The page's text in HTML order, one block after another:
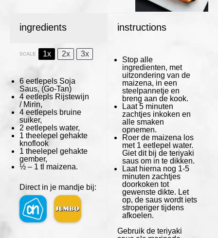
ingredients
SCALE 1x 2x 3x
6 eetlepels Soja
Saus, (Go-Tan)
4 eetlepls Rijstewijn
/ Mirin,
4 eetlepels bruine
suiker,
2 eetlepels water,
1 theelepel gehakte
knoflook
1 theelepel gehakte
gember,
½ – 1 tl maizena.
Direct in je mandje bij:
instructions
Stop alle
ingredienten, met
uitzondering van de
maizena, in een
steelpannetje en
breng aan de kook.
Laat 5 minuten
zachtjes inkoken en
alle smaken
opnemen.
Roer de maizena los
met 1 eetlepel water.
Giet dit bij de teriyaki
saus om in te dikken.
Laat hierna nog 1-5
minuten zachtjes
doorkoken tot
gewenste dikte. Let
op, de saus wordt iets
stroperiger tijdens
afkoelen.
Gebruik de teriyaki